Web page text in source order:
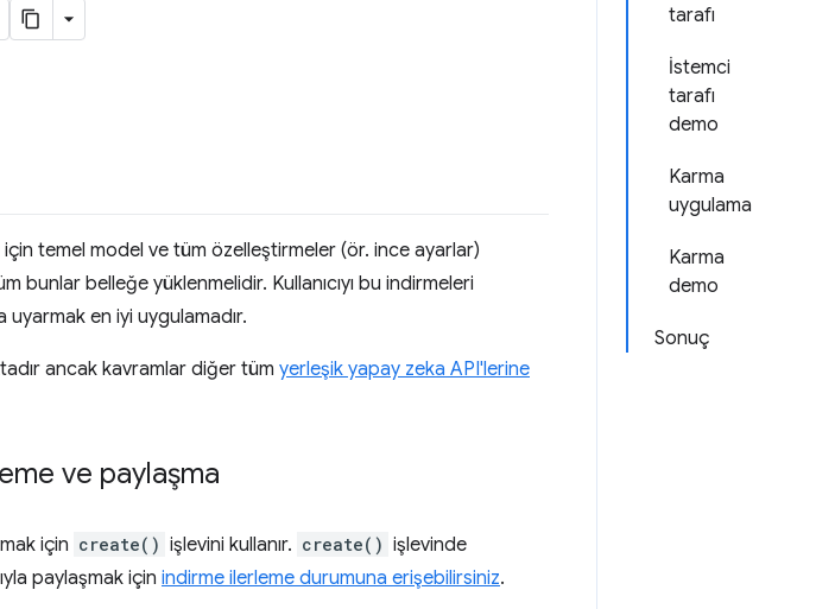
tarafı
İstemci
tarafı
demo
Karma
uygulama
Karma
demo
Sonuç
için temel model ve tüm özelleştirmeler (ör. ince ayarlar)
bunlar belleğe yüklenmelidir. Kullanıcıyı bu indirmeleri
en iyi uygulamadır.
ancak kavramlar diğer tüm yerleşik yapay zeka API'lerine
ve paylaşma
için create() işlevini kullanır. create() işlevinde
paylaşmak için indirme ilerleme durumuna erişebilirsiniz.